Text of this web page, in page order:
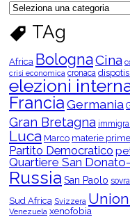
C
e
c
a
e
r
C
a
t
e
g
o
r
i
e
TAg
Africa BolognaCina
crisi economica cronaca
elezioni
FranciaGermania
Gran Bretagna
Luca Marco materie prime
Partito Democratico
Quartiere San
Russia San Paolo
Sud Africa Svizzera
Venezuela xenofobia